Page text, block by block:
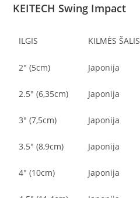
KEITECH Swing Impact
ILGIS KILMĖS ŠALIS
2″ (5cm)
2.5″ (6,35cm)
3″ (7,5cm)
3.5″ (8,9cm)
4″ (10cm)
Japonija
Japonija
Japonija
Japonija
Japonija